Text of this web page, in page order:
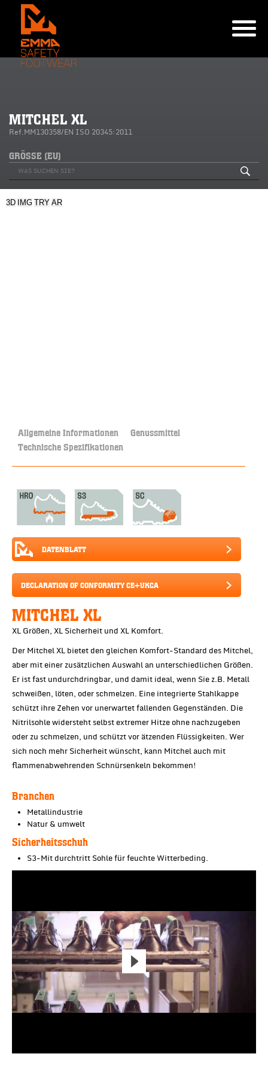
MITCHEL XL
Ref.MM130358/EN ISO 20345:2011
GRÖSSE (EU)
3D IMG TRY AR
Allgemeine Informationen Genussmittel
Technische Spezifikationen
DATENBLATT
DECLARATION OF CONFORMITY CE+UKCA
MITCHEL XL
XL Größen, XL Sicherheit und XL Komfort.
Der Mitchel XL bietet den gleichen Komfort-Standard des Mitchel,
aber mit einer zusätzlichen Auswahl an unterschiedlichen Größen.
Er ist fast undurchdringbar, und damit ideal, wenn Sie z.B. Metall
schweißen, löten, oder schmelzen. Eine integrierte Stahlkappe
schützt ihre Zehen vor unerwartet fallenden Gegenständen. Die
Nitrilsohle widersteht selbst extremer Hitze ohne nachzugeben
oder zu schmelzen, und schützt vor ätzenden Flüssigkeiten. Wer
sich noch mehr Sicherheit wünscht, kann Mitchel auch mit
flammenabwehrenden Schnürsenkeln bekommen!
Branchen
Metallindustrie
Natur & umwelt
Sicherheitsschuh
S3-Mit durchtritt Sohle für feuchte Witterbeding.